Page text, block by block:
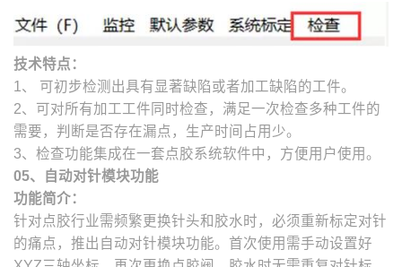
技术特点：
1、 可初步检测出具有显著缺陷或者加工缺陷的工件。
2、可对所有加工工件同时检查，满足一次检查多种工件的
需要，判断是否存在漏点，生产时间占用少。
3、检查功能集成在一套点胶系统软件中，方便用户使用。
05、自动对针模块功能
功能简介：
针对点胶行业需频繁更换针头和胶水时，必须重新标定对针
的痛点，推出自动对针模块功能。首次使用需手动设置好